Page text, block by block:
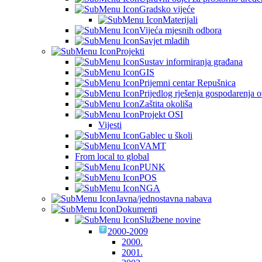
Gradsko vijeće
Materijali
Vijeća mjesnih odbora
Savjet mladih
Projekti
Sustav informiranja građana
GIS
Prijemni centar Repušnica
Prijedlog rješenja gospodarenja
Zaštita okoliša
Projekt OSI
Vijesti
Gablec u školi
VAMT
From local to global
PUNK
POS
NGA
Javna/jednostavna nabava
Dokumenti
Službene novine
2000-2009
2000.
2001.